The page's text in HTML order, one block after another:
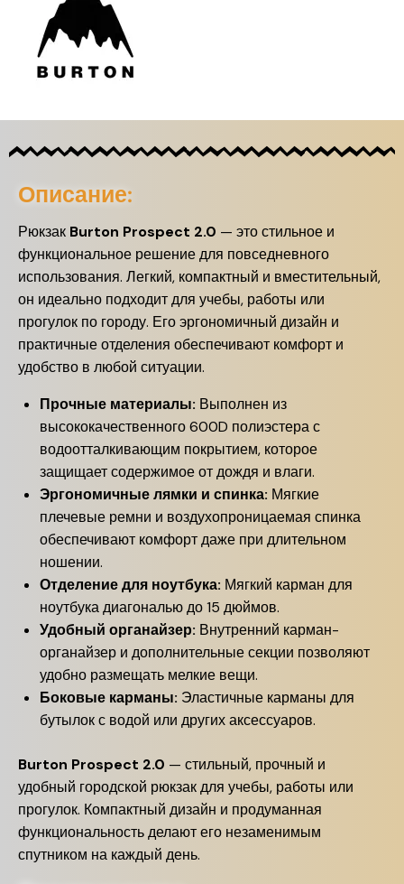
Описание:
Рюкзак Burton Prospect 2.0 — это стильное и
функциональное решение для повседневного
использования. Легкий, компактный и вместительный,
он идеально подходит для учебы, работы или
прогулок по городу. Его эргономичный дизайн и
практичные отделения обеспечивают комфорт и
удобство в любой ситуации.
Прочные материалы: Выполнен из
высококачественного 600D полиэстера с
водоотталкивающим покрытием, которое
защищает содержимое от дождя и влаги.
Эргономичные лямки и спинка: Мягкие
плечевые ремни и воздухопроницаемая спинка
обеспечивают комфорт даже при длительном
ношении.
Отделение для ноутбука: Мягкий карман для
ноутбука диагональю до 15 дюймов.
Удобный органайзер: Внутренний карман-
органайзер и дополнительные секции позволяют
удобно размещать мелкие вещи.
Боковые карманы: Эластичные карманы для
бутылок с водой или других аксессуаров.
Burton Prospect 2.0 — стильный, прочный и
удобный городской рюкзак для учебы, работы или
прогулок. Компактный дизайн и продуманная
функциональность делают его незаменимым
спутником на каждый день.